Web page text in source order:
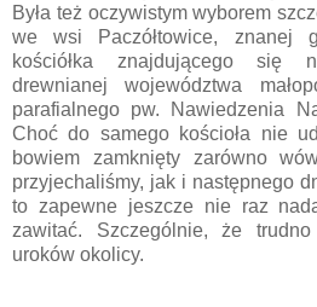
Była też oczywistym wyborem
we wsi Paczółtowice, znanej
kościółka znajdującego się
drewnianej województwa
parafialnego pw. Nawiedzenia
Choć do samego kościoła nie
bowiem zamknięty zarówno
przyjechaliśmy, jak i następnego
to zapewne jeszcze nie raz
zawitać. Szczególnie, że
uroków okolicy.